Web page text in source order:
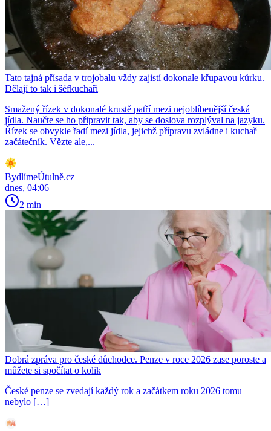
Tato tajná přísada v trojobalu vždy zajistí dokonale křupavou kůrku.
Dělají to tak i šéfkuchaři
Smažený řízek v dokonalé krustě patří mezi nejoblíbenější česká
jídla. Naučte se ho připravit tak, aby se doslova rozplýval na jazyku.
Řízek se obvykle řadí mezi jídla, jejichž přípravu zvládne i kuchař
začátečník. Vězte ale,...
BydlímeÚtulně.cz
dnes, 04:06
2 min
Dobrá zpráva pro české důchodce. Penze v roce 2026 zase poroste a
můžete si spočítat o kolik
České penze se zvedají každý rok a začátkem roku 2026 tomu
nebylo […]